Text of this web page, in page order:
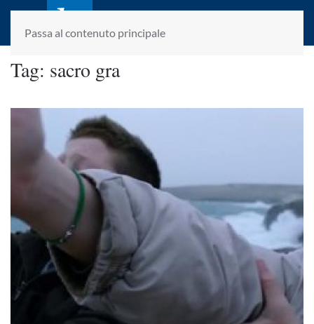
Passa al contenuto principale
laletteraturaenoi.it
fondato da Romano Luperini
Tag: sacro gra